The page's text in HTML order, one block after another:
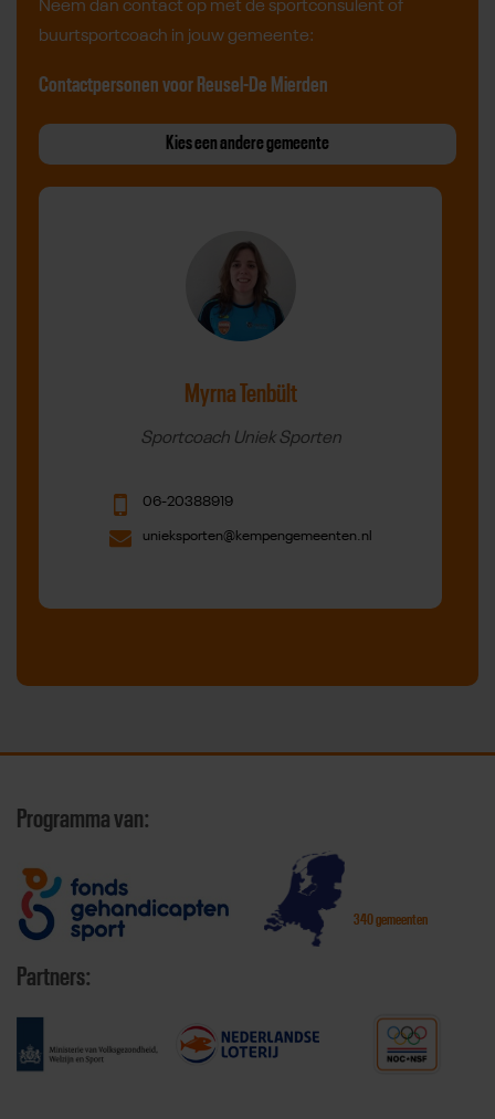
Neem dan contact op met de sportconsulent of
buurtsportcoach in jouw gemeente:
Contactpersonen voor Reusel-De Mierden
Kies een andere gemeente
Myrna Tenbült
Sportcoach Uniek Sporten
06-20388919
unieksporten@kempengemeenten.nl
Programma van:
340 gemeenten
Partners: